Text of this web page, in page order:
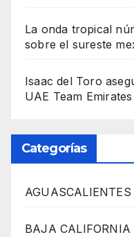
La onda tropical
sobre el sureste
Isaac del Toro
UAE Team
Categorías
AGUASCALIENTES
BAJA CALIFORNIA